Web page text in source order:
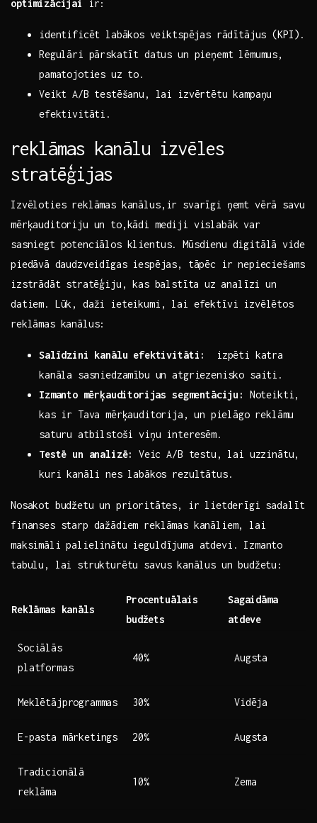
optimizācijai ir:
identificēt labākos⁤ veiktspējas rādītājus ‌(KPI).
Regulāri pārskatīt datus un ‌pieņemt ‌lēmumus,
pamatojoties ‌uz to.
Veikt A/B testēšanu, lai izvērtētu kampaņu
efektivitāti.
reklāmas kanālu izvēles
stratēģijas
Izvēloties reklāmas kanālus,ir svarīgi ņemt vērā savu
mērķauditoriju​ un to,kādi‍ mediji vislabāk var
sasniegt potenciālos​ klientus. Mūsdienu digitālā vide‍
piedāvā⁢ daudzveidīgas ​iespējas, tāpēc ir nepieciešams
izstrādāt⁤ stratēģiju,⁢ kas balstīta uz ⁢analīzi un
datiem. Lūk, daži ieteikumi, lai efektīvi izvēlētos
reklāmas kanālus:
Salīdzini ‌kanālu efektivitāti:
​ izpēti katra
kanāla sasniedzamību un atgriezenisko saiti.
Izmanto ⁢mērķauditorijas segmentāciju:
Noteikti,
kas ir Tava mērķauditorija,⁤ un ⁢pielāgo reklāmu
saturu atbilstoši viņu interesēm.
Testē​ un analizē:
⁣Veic A/B testu, lai uzzinātu,
kuri kanāli nes labākos rezultātus.
Nosakot‍ budžetu⁤ un prioritātes, ir lietderīgi sadalīt
finanses starp dažādiem reklāmas kanāliem, lai
maksimāli palielinātu ieguldījuma atdevi. Izmanto
tabulu, lai strukturētu savus ⁣kanālus un budžetu:
Reklāmas kanāls
Procentuālais
budžets
Sagaidāma
atdeve
Sociālās
platformas
40% Augsta
Meklētājprogrammas 30% Vidēja
E-pasta mārketings 20% Augsta
Tradicionālā
reklāma
10% Zema